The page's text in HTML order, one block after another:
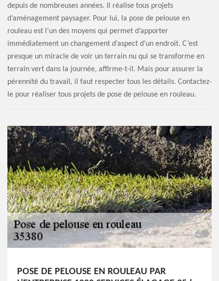
depuis de nombreuses années. Il réalise tous projets
d’aménagement paysager. Pour lui, la pose de pelouse en
rouleau est l’un des moyens qui permet d’apporter
immédiatement un changement d’aspect d’un endroit. C’est
presque un miracle de voir un terrain nu qui se transforme en
terrain vert dans la journée, affirme-t-il. Mais pour assurer la
pérennité du travail, il faut respecter tous les détails. Contactez-
le pour réaliser tous projets de pose de pelouse en rouleau.
POSE DE PELOUSE EN ROULEAU PAR